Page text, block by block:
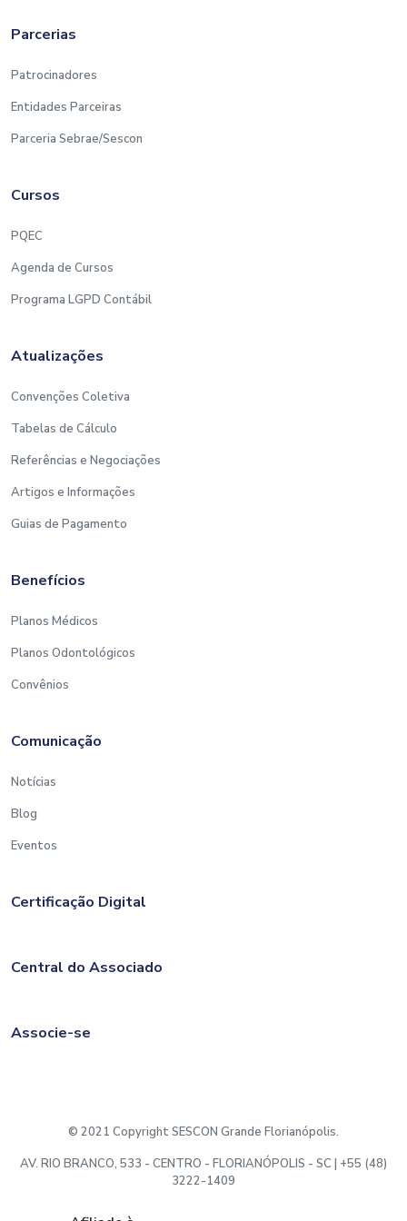
Parcerias
Patrocinadores
Entidades Parceiras
Parceria Sebrae/Sescon
Cursos
PQEC
Agenda de Cursos
Programa LGPD Contábil
Atualizações
Convenções Coletiva
Tabelas de Cálculo
Referências e Negociações
Artigos e Informações
Guias de Pagamento
Benefícios
Planos Médicos
Planos Odontológicos
Convênios
Comunicação
Notícias
Blog
Eventos
Certificação Digital
Central do Associado
Associe-se
© 2021 Copyright SESCON Grande Florianópolis.
AV. RIO BRANCO, 533 - CENTRO - FLORIANÓPOLIS - SC | +55 (48)
3222-1409